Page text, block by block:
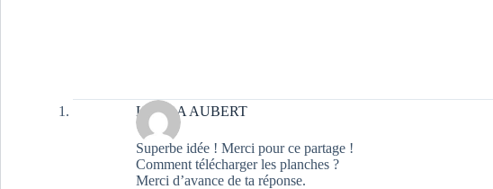
LAURA AUBERT
Superbe idée ! Merci pour ce partage !
Comment télécharger les planches ?
Merci d’avance de ta réponse.